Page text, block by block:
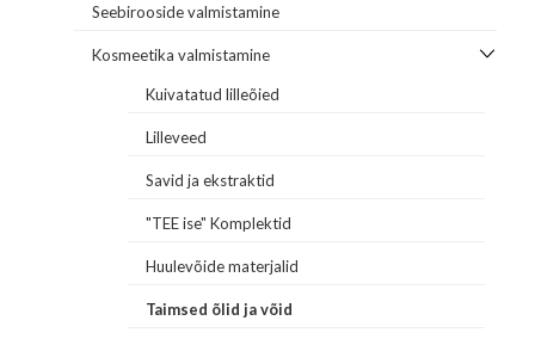
Seebirooside valmistamine
Kosmeetika valmistamine
Kuivatatud lilleõied
Lilleveed
Savid ja ekstraktid
"TEE ise" Komplektid
Huulevõide materjalid
Taimsed õlid ja võid